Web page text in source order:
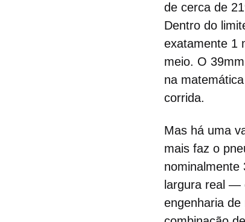
de cerca de
Dentro do
exatamente 1
meio. O
na
corrida.
Mas há uma
mais faz o
nominalmente
largura real —
engenharia